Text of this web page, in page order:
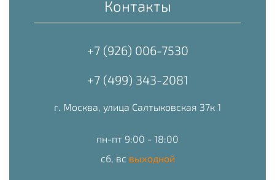
Контакты
+7 (926) 006-7530
+7 (499) 343-2081
г. Москва, улица Салтыковская 37к 1
пн-пт 9:00 - 18:00
сб, вс выходной